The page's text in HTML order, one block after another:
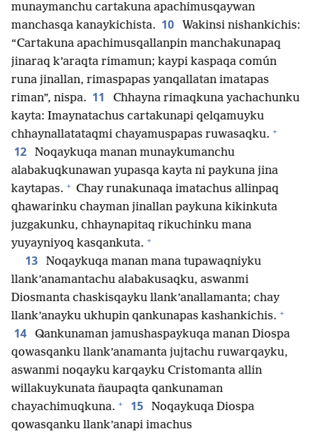
munaymanchu cartakuna apachimusqaywan
manchasqa kanaykichista. 10
Wakinsi nishankichis:
“Cartakuna apachimusqallanpin manchakunapaq
jinaraq k’araqta rimamun; kaypi kaspaqa común
runa jinallan, rimaspapas yanqallatan imatapas
riman”, nispa. 11
Chhayna rimaqkuna yachachunku
kayta: Imaynatachus cartakunapi qelqamuyku
chhaynallatataqmi chayamuspapas ruwasaqku. +
12
Noqaykuqa manan munaykumanchu
alabakuqkunawan yupasqa kayta ni paykuna jina
kaytapas. + Chay runakunaqa imatachus allinpaq
qhawarinku chayman jinallan paykuna kikinkuta
juzgakunku, chhaynapitaq rikuchinku mana
yuyayniyoq kasqankuta. +
13
Noqaykuqa manan mana tupawaqniyku
llank’anamantachu alabakusaqku, aswanmi
Diosmanta chaskisqayku llank’anallamanta; chay
llank’anayku ukhupin qankunapas kashankichis. +
14
Qankunaman jamushaspaykuqa manan Diospa
qowasqanku llank’anamanta jujtachu ruwarqayku,
aswanmi noqayku karqayku Cristomanta allin
willakuykunata ñaupaqta qankunaman
chayachimuqkuna. + 15
Noqaykuqa Diospa
qowasqanku llank’anapi imachus